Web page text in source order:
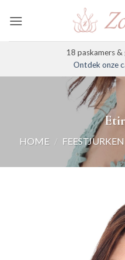
naar
18 paskamers &
Ontdek onze
HOME / FEESTJURKEN